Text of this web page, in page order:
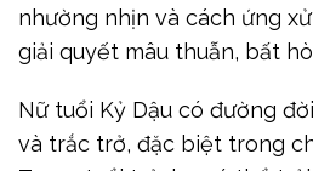
nhường nhịn và cách ứng
giải quyết mâu thuẫn, bất
Nữ tuổi Kỷ Dậu có đường
và trắc trở, đặc biệt trong